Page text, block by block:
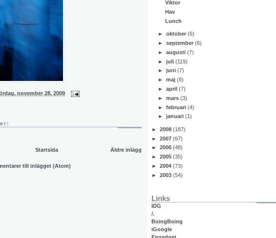
november 28, 2009
Äldre inlägg
Startsida
till inlägget (Atom)
Viktor
Hav
Lunch
►oktober(6)
►september(6)
►augusti(7)
►juli(119)
►juni(7)
►maj(8)
►april(7)
►mars(3)
►februari(4)
►januari(1)
► 2008 (187)
► 2007 (67)
► 2006 (48)
► 2005 (35)
► 2004 (73)
► 2003 (54)
Links
IDG
/.
BoingBoing
iGoogle